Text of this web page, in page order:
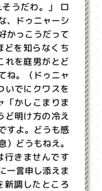
うだわ。」 ロ
、ドゥニャーシ
かっこうだって
どを知らなくち
れを庭男がとど
ね。（ドゥニャ
いでにクワスを
「かしこまりま
ど明け方の冷え
すよ。どうも感
どうもねえ。
行きませんです
一言申し添えま
新調したところ